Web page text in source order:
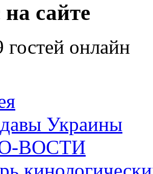
на сайте
гостей онлайн
Украины
ВОСТИ